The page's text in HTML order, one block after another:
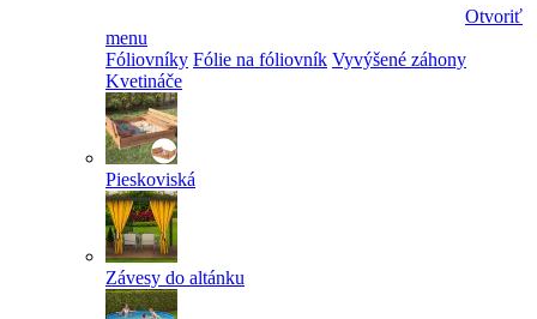
Otvoriť
menu
Fóliovníky Fólie na fóliovník Vyvýšené záhony
Kvetináče
Pieskoviská
Závesy do altánku